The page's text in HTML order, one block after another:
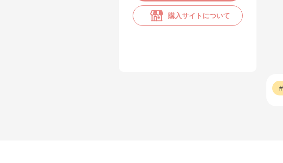
購入サイトについて